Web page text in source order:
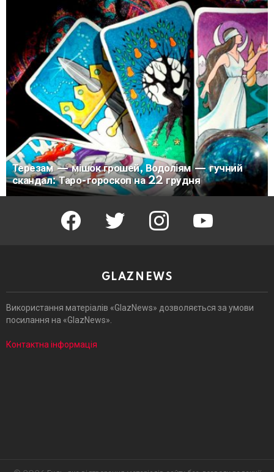
Терезам — мішок грошей, Водоліям — гучний
скандал: Таро-гороскоп на 22 грудня
facebook twitter instagram youtube
GLAZNEWS
Використання матеріалів «GlazNews» дозволяється за умови
посилання на «GlazNews».
Контактна інформація